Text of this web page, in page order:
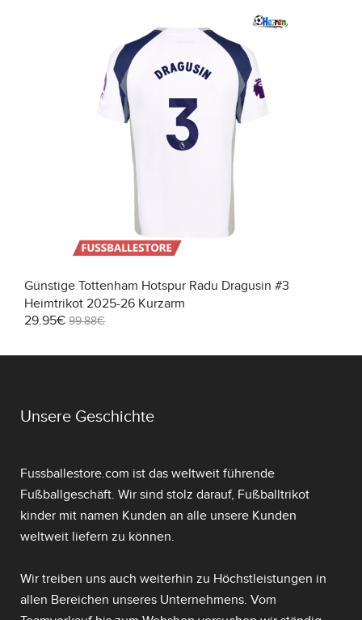
Günstige Tottenham Hotspur Radu Dragusin #3
Heimtrikot 2025-26 Kurzarm
29.95€ 99.88€
Unsere Geschichte
Fussballestore.com ist das weltweit führende
Fußballgeschäft. Wir sind stolz darauf, Fußballtrikot
kinder mit namen Kunden an alle unsere Kunden
weltweit liefern zu können.
Wir treiben uns auch weiterhin zu Höchstleistungen in
allen Bereichen unseres Unternehmens. Vom